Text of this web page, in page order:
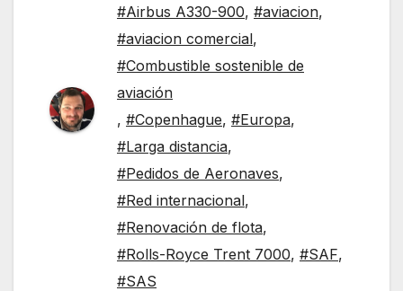
#Airbus A330-900, #aviacion,
#aviacion comercial,
#Combustible sostenible de
aviación
, #Copenhague, #Europa,
#Larga distancia,
#Pedidos de Aeronaves,
#Red internacional,
#Renovación de flota,
#Rolls-Royce Trent 7000, #SAF,
#SAS